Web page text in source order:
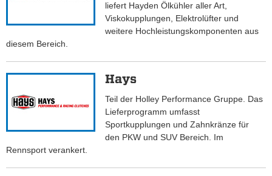
liefert Hayden Ölkühler aller Art,
Viskokupplungen, Elektrolüfter und
weitere Hochleistungskomponenten aus
diesem Bereich.
Hays
Teil der Holley Performance Gruppe. Das
Lieferprogramm umfasst
Sportkupplungen und Zahnkränze für
den PKW und SUV Bereich. Im
Rennsport verankert.